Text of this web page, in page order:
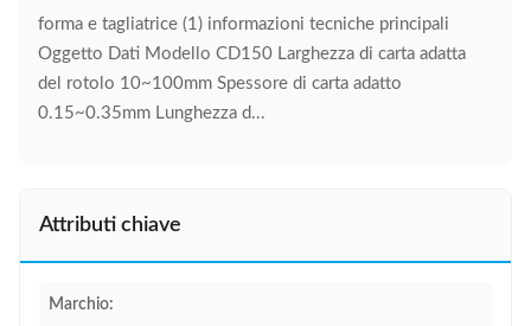
forma e tagliatrice (1) informazioni tecniche principali
Oggetto Dati Modello CD150 Larghezza di carta adatta
del rotolo 10~100mm Spessore di carta adatto
0.15~0.35mm Lunghezza d...
Attributi chiave
Marchio: